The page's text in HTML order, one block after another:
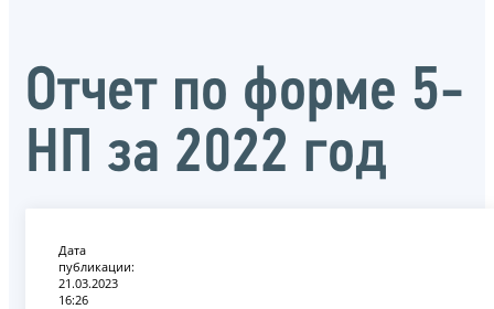
Отчет по форме 5-
НП за 2022 год
Дата
публикации:
21.03.2023
16:26